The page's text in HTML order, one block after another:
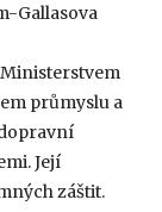
Gallasova
průmyslu a
Její
záštit.